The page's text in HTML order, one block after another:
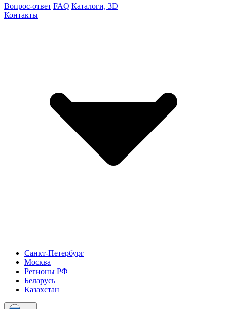
Вопрос-ответ FAQ Каталоги, 3D
Контакты
Санкт-Петербург
Москва
Регионы РФ
Беларусь
Казахстан